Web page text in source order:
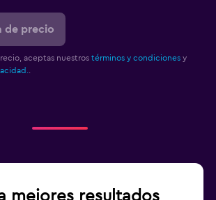
de precio
aceptas nuestros términos y condiciones y
mejores resultados